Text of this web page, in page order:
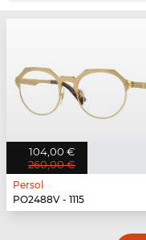
104,00 €
260,00 €
Persol
PO2488V - 1115